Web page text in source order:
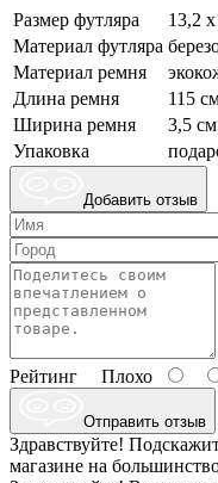
Размер футляра
13,2
Материал футляра
Материал ремня
Длина ремня
115
Ширина ремня
3,5
Упаковка
Добавить отзыв
Рейтинг Плохо
Отправить отзыв
Здравствуйте!
магазине на